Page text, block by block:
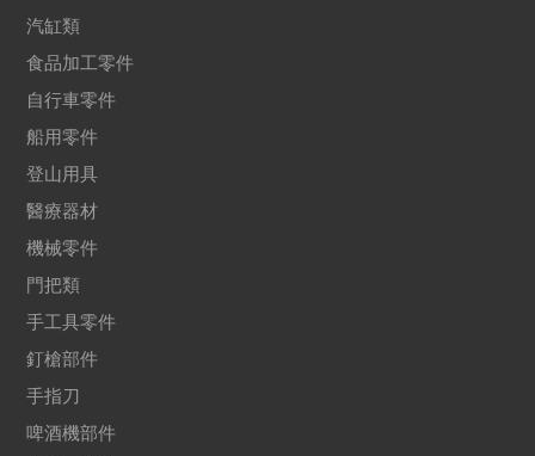
汽缸類
食品加工零件
自行車零件
船用零件
登山用具
醫療器材
機械零件
門把類
手工具零件
釘槍部件
手指刀
啤酒機部件